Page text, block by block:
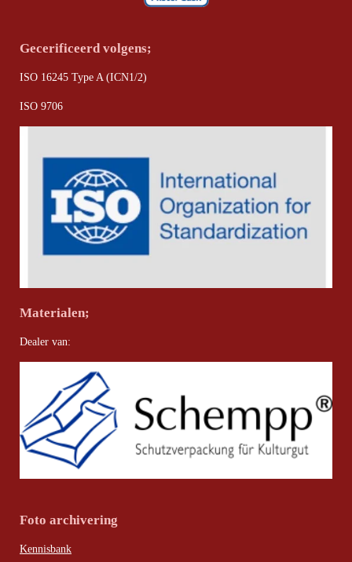
Gecerificeerd volgens;
ISO 16245 Type A (ICN1/2)
ISO 9706
Materialen;
Dealer van:
Foto archivering
Kennisbank